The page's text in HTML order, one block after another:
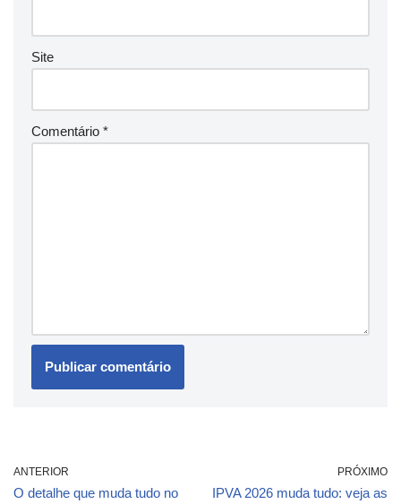
Site
Comentário *
ANTERIOR
O detalhe que muda tudo no
PRÓXIMO
IPVA 2026 muda tudo: veja as